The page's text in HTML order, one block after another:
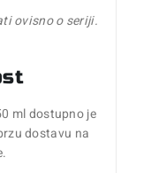
ovisno o seriji.
ml dostupno je
dostavu na